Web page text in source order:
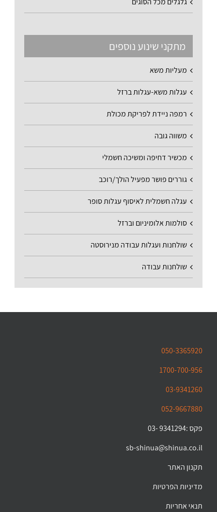
מתקני שינוע נוספים
מעליות משא
עגלות משא-עגלות ברזל
רמפה ניידת לפריקת מכולת
משווה גובה
מכשיר דחיפה ומשיכה חשמלי
גוררים פושר מפעיל הולך/רוכב
עגלה חשמלית לאיסוף עגלות סופר
סולמות אלומיניום וברזל
שולחנות ועגלות עבודה מנירוסטה
שולחנות עבודה
050-3365920
1700-700-956
03-9341260
052-9667880
פקס :9341294 -03
sb-shinua@shinua.co.il
תקנון האתר
מדיניות הפרטיות
תנאי אחריות